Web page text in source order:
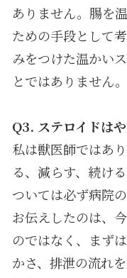
ありません。腸を
ための手段として
みをつけた温かい
とではありません。
Q3. ステロイドは
私は獣医師ではあ
る、減らす、続け
ついては必ず病院
お伝えしたのは、
のではなく、まず
かさ、排泄の流れ